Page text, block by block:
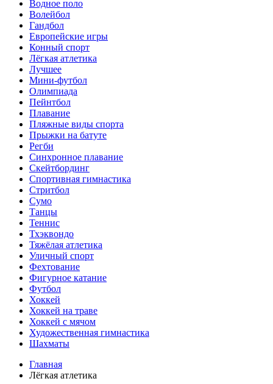
Водное поло
Волейбол
Гандбол
Европейские игры
Конный спорт
Лёгкая атлетика
Лучшее
Мини-футбол
Олимпиада
Пейнтбол
Плавание
Пляжные виды спорта
Прыжки на батуте
Регби
Синхронное плавание
Скейтбординг
Спортивная гимнастика
Стритбол
Сумо
Танцы
Теннис
Тхэквондо
Тяжёлая атлетика
Уличный спорт
Фехтование
Фигурное катание
Футбол
Хоккей
Хоккей на траве
Хоккей с мячом
Художественная гимнастика
Шахматы
Главная
Лёгкая атлетика